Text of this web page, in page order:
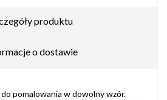
produktu
o dostawie
pomalowania w dowolny wzór.